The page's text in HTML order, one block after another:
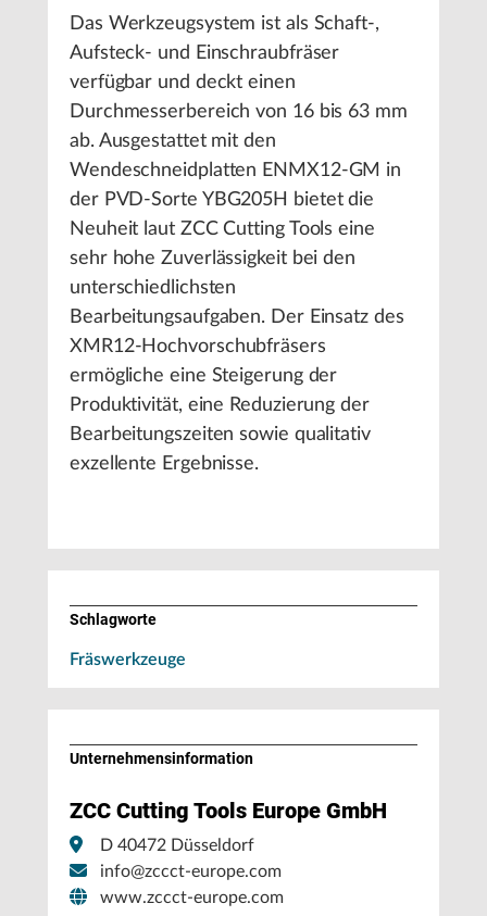
Das Werkzeugsystem ist als Schaft-,
Aufsteck- und Einschraubfräser
verfügbar und deckt einen
Durchmesserbereich von 16 bis 63 mm
ab. Ausgestattet mit den
Wendeschneidplatten ENMX12-GM in
der PVD-Sorte YBG205H bietet die
Neuheit laut ZCC Cutting Tools eine
sehr hohe Zuverlässigkeit bei den
unterschiedlichsten
Bearbeitungsaufgaben. Der Einsatz des
XMR12-Hochvorschubfräsers
ermögliche eine Steigerung der
Produktivität, eine Reduzierung der
Bearbeitungszeiten sowie qualitativ
exzellente Ergebnisse.
Schlagworte
Fräswerkzeuge
Unternehmens­information
ZCC Cutting Tools Europe GmbH
D 40472 Düsseldorf
info@zccct-europe.com
www.zccct-europe.com